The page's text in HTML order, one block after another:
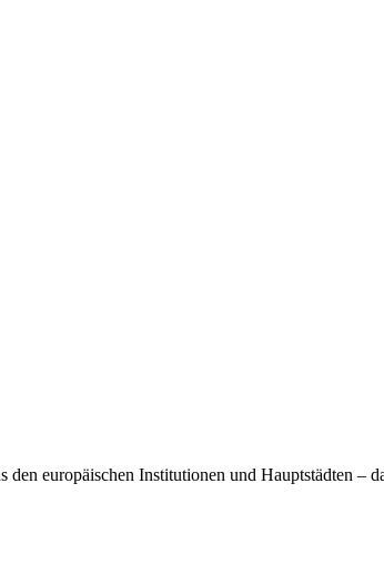
europäischen Institutionen und Hauptstädten –